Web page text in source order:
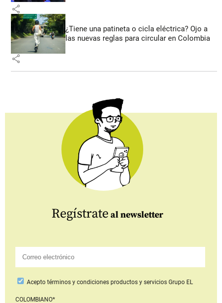
share
¿Tiene una patineta o cicla eléctrica? Ojo a
las nuevas reglas para circular en Colombia
share
Regístrate al newsletter
Aceptotérminos y condiciones productos y serviciosGrupo EL
COLOMBIANO*